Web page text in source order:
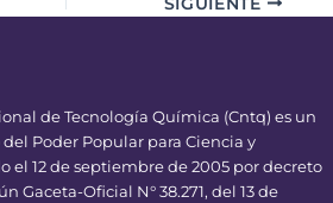
de Tecnología Química (Cntq) es un
Poder Popular para Ciencia y
el 12 de septiembre de 2005 por decreto
Gaceta-Oficial N° 38.271, del 13 de